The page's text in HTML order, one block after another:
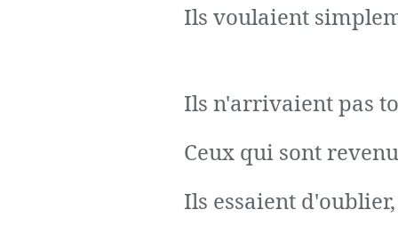
Ils voulaient
Ils n'arrivaient pas
Ceux qui sont
Ils essaient